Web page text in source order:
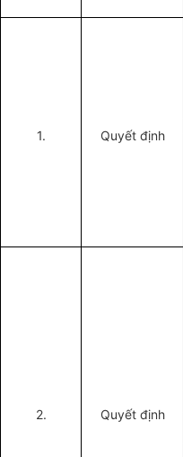
1. Quyết định
2. Quyết định